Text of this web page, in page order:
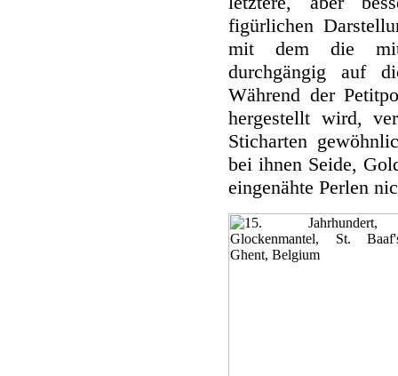
figürlichen
mit dem die
durchgängig auf
Während der
hergestellt wird,
Sticharten
bei ihnen Seide,
eingenähte Perlen